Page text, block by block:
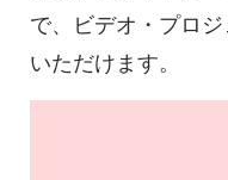
で、ビデオ・プロ
いただけます。